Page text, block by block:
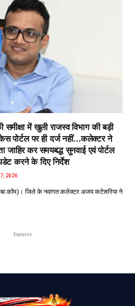
में खुली राजस्व विभाग की बड़ी
पोर्टल पर ही दर्ज नहीं…कलेक्टर ने
जाहिर कर समयबद्ध सुनवाई एवं पोर्टल
करने के दिए निर्देश
2026
जिले के नवागत कलेक्टर अजय कटेसरिया ने
banner